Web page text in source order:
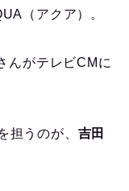
（アクア）。
んがテレビCMに
担うのが、 吉田